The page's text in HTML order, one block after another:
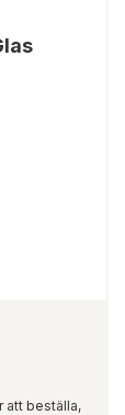
att beställa,